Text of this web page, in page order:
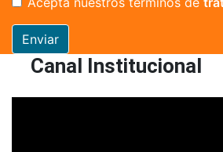
Enviar
Canal Institucional